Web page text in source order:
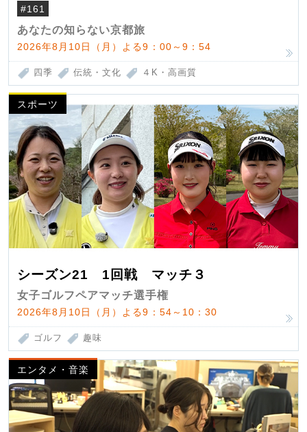
#161
あなたの知らない京都旅
2026年8月10日（月）よる9：00～9：54
四季 伝統・文化 ４K・高画質
スポーツ
シーズン21 1回戦 マッチ３
女子ゴルフペアマッチ選手権
2026年8月10日（月）よる9：54～10：30
ゴルフ 趣味
エンタメ・音楽